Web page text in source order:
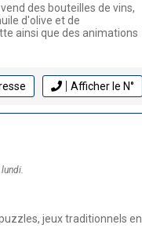
des bouteilles de vins,
d'olive et de
ainsi que des animations
Afficher le N°
jeux traditionnels en